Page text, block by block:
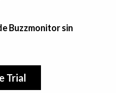
Buzzmonitor sin
Trial